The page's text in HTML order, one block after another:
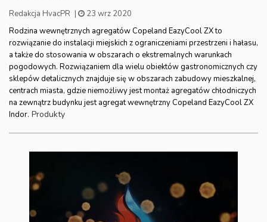
Redakcja HvacPR |
23 wrz 2020
Rodzina wewnętrznych agregatów Copeland EazyCool ZX to
rozwiązanie do instalacji miejskich z ograniczeniami przestrzeni i hałasu,
a także do stosowania w obszarach o ekstremalnych warunkach
pogodowych. Rozwiązaniem dla wielu obiektów gastronomicznych czy
sklepów detalicznych znajduje się w obszarach zabudowy mieszkalnej,
centrach miasta, gdzie niemożliwy jest montaż agregatów chłodniczych
na zewnątrz budynku jest agregat wewnętrzny Copeland EazyCool ZX
Indor. Produkty